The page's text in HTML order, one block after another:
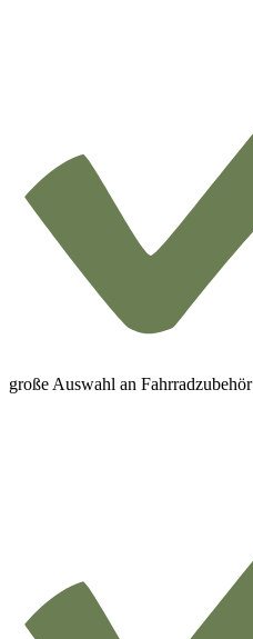
große Auswahl an Fahrradzubehör